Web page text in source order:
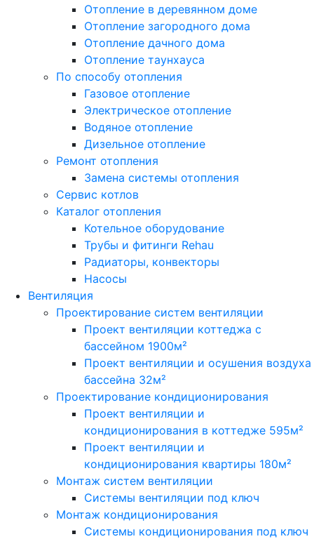
Отопление в деревянном доме
Отопление загородного дома
Отопление дачного дома
Отопление таунхауса
По способу отопления
Газовое отопление
Электрическое отопление
Водяное отопление
Дизельное отопление
Ремонт отопления
Замена системы отопления
Сервис котлов
Каталог отопления
Котельное оборудование
Трубы и фитинги Rehau
Радиаторы, конвекторы
Насосы
Вентиляция
Проектирование систем вентиляции
Проект вентиляции коттеджа с
бассейном 1900м²
Проект вентиляции и осушения воздуха
бассейна 32м²
Проектирование кондиционирования
Проект вентиляции и
кондиционирования в коттедже 595м²
Проект вентиляции и
кондиционирования квартиры 180м²
Монтаж систем вентиляции
Системы вентиляции под ключ
Монтаж кондиционирования
Системы кондиционирования под ключ